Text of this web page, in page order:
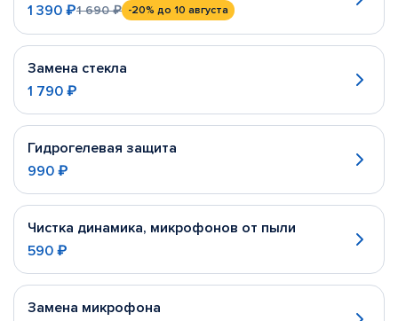
1 390 ₽1 690 ₽ -20% до 10 августа
Замена стекла
1 790 ₽
Гидрогелевая защита
990 ₽
Чистка динамика, микрофонов от пыли
590 ₽
Замена микрофона